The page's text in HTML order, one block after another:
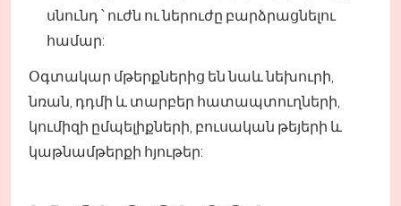
սնունդ ՝ ուժն ու ներուժը բարձրացնելու
համար:
Օգտակար մթերքներից են նաև նեխուրի,
նռան, դդմի և տարբեր հատապտուղների,
կումիզի ըմպելիքների, բուսական թեյերի և
կաթնամթերքի հյութեր: